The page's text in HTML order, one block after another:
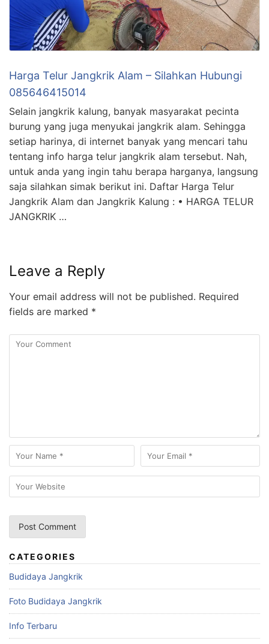
Harga Telur Jangkrik Alam – Silahkan Hubungi
085646415014
Selain jangkrik kalung, banyak masyarakat pecinta
burung yang juga menyukai jangkrik alam. Sehingga
setiap harinya, di internet banyak yang mencari tahu
tentang info harga telur jangkrik alam tersebut. Nah,
untuk anda yang ingin tahu berapa harganya, langsung
saja silahkan simak berikut ini. Daftar Harga Telur
Jangkrik Alam dan Jangkrik Kalung : • HARGA TELUR
JANGKRIK …
Leave a Reply
Your email address will not be published. Required
fields are marked *
CATEGORIES
Budidaya Jangkrik
Foto Budidaya Jangkrik
Info Terbaru